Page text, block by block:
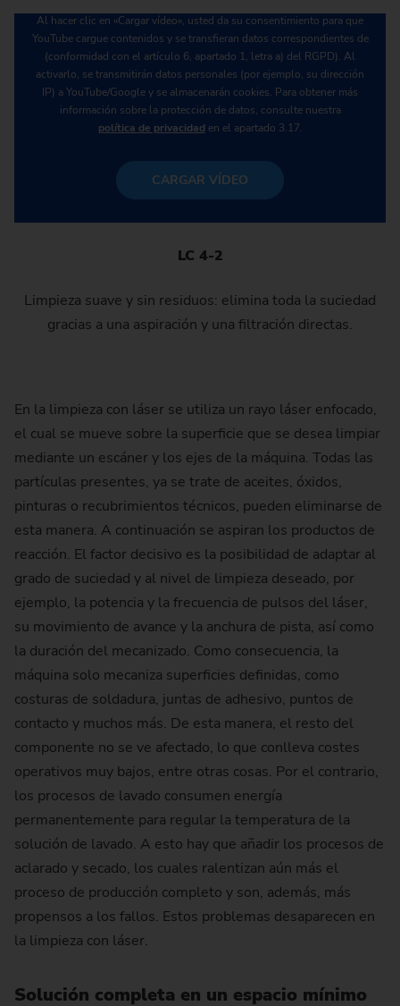
Al hacer clic en «Cargar vídeo», usted da su consentimiento para que
YouTube cargue contenidos y se transfieran datos correspondientes de
(conformidad con el artículo 6, apartado 1, letra a) del RGPD). Al
activarlo, se transmitirán datos personales (por ejemplo, su dirección
IP) a YouTube/Google y se almacenarán cookies. Para obtener más
información sobre la protección de datos, consulte nuestra
política de privacidad en el apartado 3.17.
CARGAR VÍDEO
LC 4-2
Limpieza suave y sin residuos: elimina toda la suciedad
gracias a una aspiración y una filtración directas.
En la limpieza con láser se utiliza un rayo láser enfocado,
el cual se mueve sobre la superficie que se desea limpiar
mediante un escáner y los ejes de la máquina. Todas las
partículas presentes, ya se trate de aceites, óxidos,
pinturas o recubrimientos técnicos, pueden eliminarse de
esta manera. A continuación se aspiran los productos de
reacción. El factor decisivo es la posibilidad de adaptar al
grado de suciedad y al nivel de limpieza deseado, por
ejemplo, la potencia y la frecuencia de pulsos del láser,
su movimiento de avance y la anchura de pista, así como
la duración del mecanizado. Como consecuencia, la
máquina solo mecaniza superficies definidas, como
costuras de soldadura, juntas de adhesivo, puntos de
contacto y muchos más. De esta manera, el resto del
componente no se ve afectado, lo que conlleva costes
operativos muy bajos, entre otras cosas. Por el contrario,
los procesos de lavado consumen energía
permanentemente para regular la temperatura de la
solución de lavado. A esto hay que añadir los procesos de
aclarado y secado, los cuales ralentizan aún más el
proceso de producción completo y son, además, más
propensos a los fallos. Estos problemas desaparecen en
la limpieza con láser.
Solución completa en un espacio mínimo